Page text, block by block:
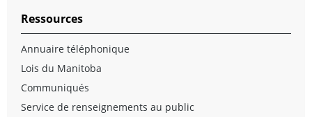
Ressources
Annuaire téléphonique
Lois du Manitoba
Communiqués
Service de renseignements au public